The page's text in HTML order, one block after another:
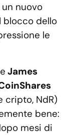
nuovo
blocco dello
le
James
cripto, NdR)
bene:
mesi di